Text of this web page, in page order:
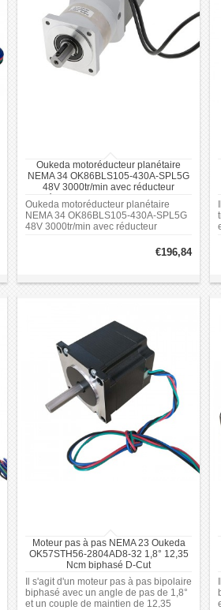
Oukeda motoréducteur planétaire
NEMA 34 OK86BLS105-430A-SPL5G
48V 3000tr/min avec réducteur
planétaire Rapport 5:1/10:1/20:1/50:1
Oukeda motoréducteur planétaire
NEMA 34 OK86BLS105-430A-SPL5G
48V 3000tr/min avec réducteur
€196,84
Moteur pas à pas NEMA 23 Oukeda
OK57STH56-2804AD8-32 1,8° 12,35
Ncm biphasé D-Cut
Il s'agit d'un moteur pas à pas bipolaire
biphasé avec un angle de pas de 1,8°
et un couple de maintien de 12,35